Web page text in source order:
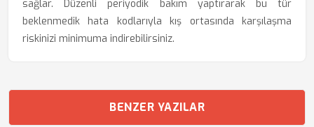
sağlar. Düzenli periyodik bakım yaptırarak bu tür
beklenmedik hata kodlarıyla kış ortasında karşılaşma
riskinizi minimuma indirebilirsiniz.
BENZER YAZILAR